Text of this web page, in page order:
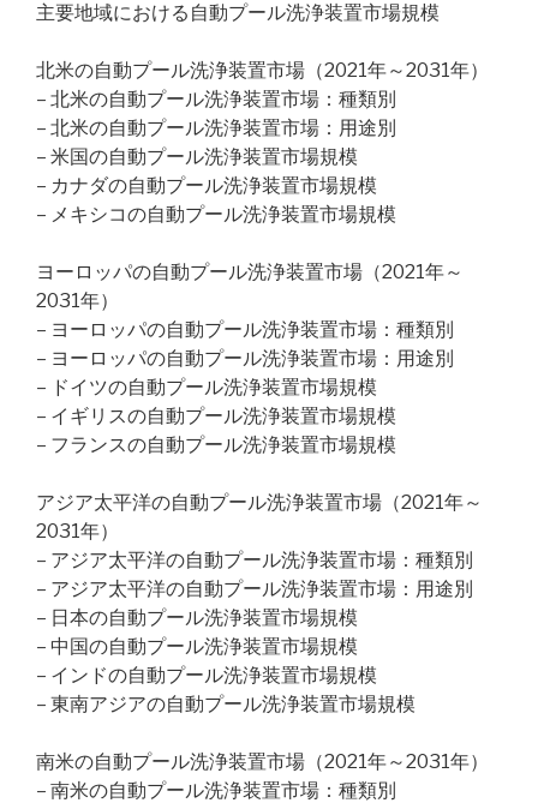
主要地域における自動プール洗浄装置市場規模
北米の自動プール洗浄装置市場（2021年～2031年）
– 北米の自動プール洗浄装置市場：種類別
– 北米の自動プール洗浄装置市場：用途別
– 米国の自動プール洗浄装置市場規模
– カナダの自動プール洗浄装置市場規模
– メキシコの自動プール洗浄装置市場規模
ヨーロッパの自動プール洗浄装置市場（2021年～
2031年）
– ヨーロッパの自動プール洗浄装置市場：種類別
– ヨーロッパの自動プール洗浄装置市場：用途別
– ドイツの自動プール洗浄装置市場規模
– イギリスの自動プール洗浄装置市場規模
– フランスの自動プール洗浄装置市場規模
アジア太平洋の自動プール洗浄装置市場（2021年～
2031年）
– アジア太平洋の自動プール洗浄装置市場：種類別
– アジア太平洋の自動プール洗浄装置市場：用途別
– 日本の自動プール洗浄装置市場規模
– 中国の自動プール洗浄装置市場規模
– インドの自動プール洗浄装置市場規模
– 東南アジアの自動プール洗浄装置市場規模
南米の自動プール洗浄装置市場（2021年～2031年）
– 南米の自動プール洗浄装置市場：種類別